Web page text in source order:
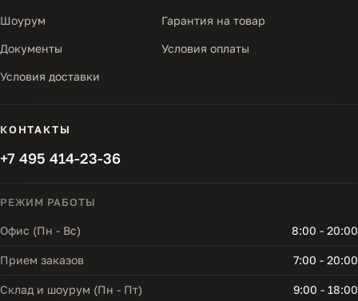
Шоурум Гарантия на товар
Документы Условия оплаты
Условия доставки
КОНТАКТЫ
+7 495 414-23-36
РЕЖИМ РАБОТЫ
Офис (Пн - Вс) 8:00 - 20:00
Прием заказов 7:00 - 20:00
Склад и шоурум (Пн - Пт) 9:00 - 18:00